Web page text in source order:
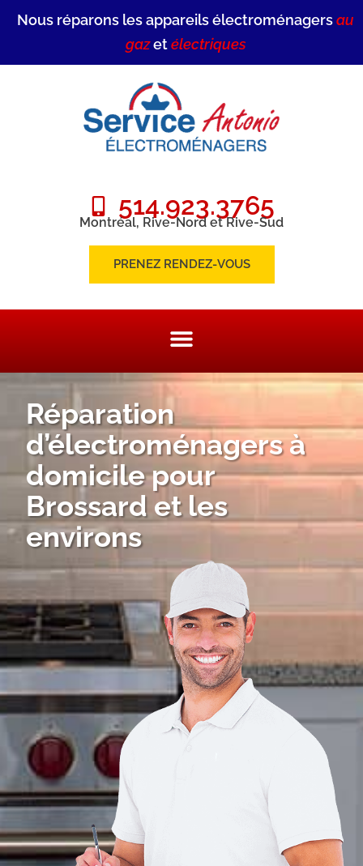
Nous réparons les appareils électroménagersau
gazetélectriques
514.923.3765
Montréal, Rive-Nord et Rive-Sud
PRENEZ RENDEZ-VOUS
Réparation
d’électroménagers à
domicile pour
Brossard et les
environs